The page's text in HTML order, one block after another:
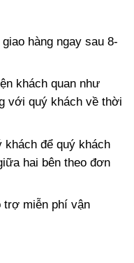
hàng ngay sau 8-
khách quan như
với quý khách về thời
để quý khách
hai bên theo đơn
trợ miễn phí vận